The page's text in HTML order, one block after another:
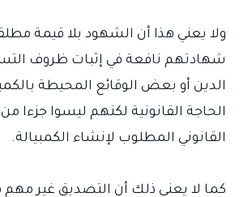
ولا يعني هذا أن الشهود بلا قيمة
شهادتهم نافعة في إثبات ظروف
الدين أو بعض الوقائع المحيطة
الحاجة القانونية لكنهم ليسوا جزءا
القانوني المطلوب لإنشاء الكمبيالة.
كما لا يعني ذلك أن التصديق غير مهم